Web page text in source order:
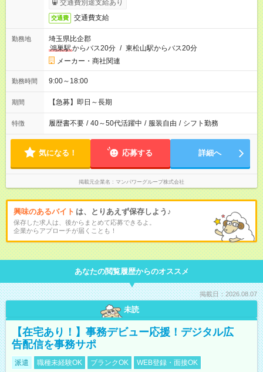
交通費別途支給あり
交通費 交通費支給
勤務地
埼玉県比企郡
鴻巣駅からバス20分 / 東松山駅からバス20分
メーカー・商社関連
勤務時間 9:00～18:00
期間 【急募】即日～長期
特徴 履歴書不要 / 40～50代活躍中 / 服装自由 / シフト勤務
気になる！ 応募する 詳細へ
掲載元企業名 マンパワーグループ株式会社
興味のあるバイト は、とりあえず保存しよう♪
保存した求人は、後からまとめて応募できるよ。
企業からアプローチが届くことも！
あなたの閲覧履歴からのオススメ
掲載日：2026.08.07
未読
【在宅あり！】事務デビュー応援！デジタル広
告配信を事務サポ
派遣 職種未経験OK ブランクOK WEB登録・面接OK